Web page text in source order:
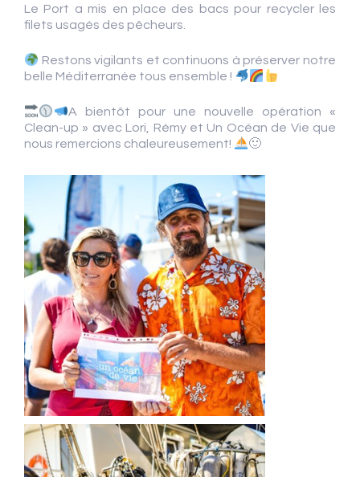
Le Port a mis en place des bacs pour recycler les
filets usagés des pêcheurs.
Restons vigilants et continuons à préserver notre
belle Méditerranée tous ensemble !
A bientôt pour une nouvelle opération «
Clean-up » avec Lori, Rémy et Un Océan de Vie que
nous remercions chaleureusement!
🙂